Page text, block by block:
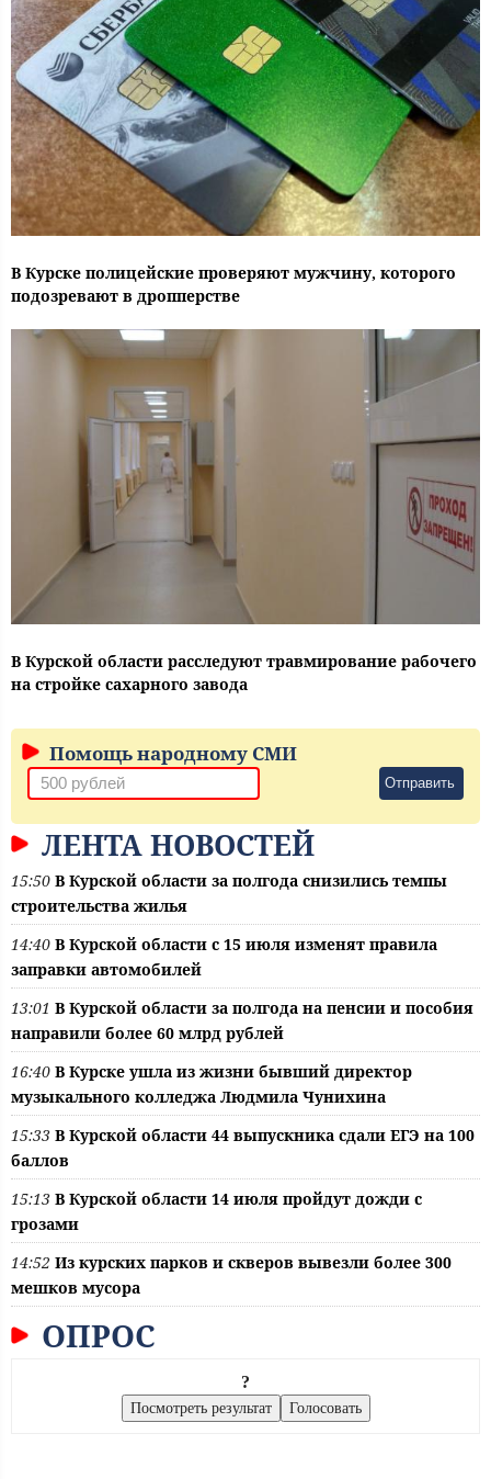
В Курске полицейские проверяют мужчину, которого
подозревают в дропперстве
В Курской области расследуют травмирование рабочего
на стройке сахарного завода
Помощь народному СМИ
Отправить
ЛЕНТА НОВОСТЕЙ
15:50 В Курской области за полгода снизились темпы
строительства жилья
14:40 В Курской области с 15 июля изменят правила
заправки автомобилей
13:01 В Курской области за полгода на пенсии и пособия
направили более 60 млрд рублей
16:40 В Курске ушла из жизни бывший директор
музыкального колледжа Людмила Чунихина
15:33 В Курской области 44 выпускника сдали ЕГЭ на 100
баллов
15:13 В Курской области 14 июля пройдут дожди с
грозами
14:52 Из курских парков и скверов вывезли более 300
мешков мусора
ОПРОС
?